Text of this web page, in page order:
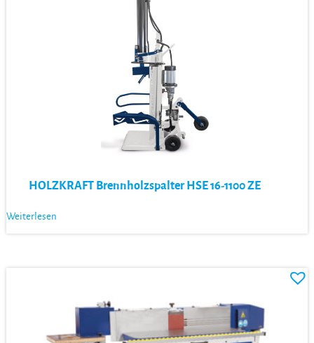
HOLZKRAFT Brennholzspalter HSE 16-1100 ZE
Weiterlesen